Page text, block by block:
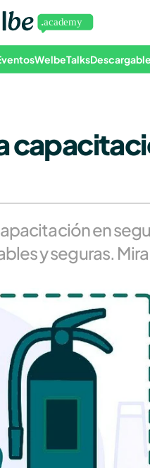
WelbeTalks
en
y seguras.